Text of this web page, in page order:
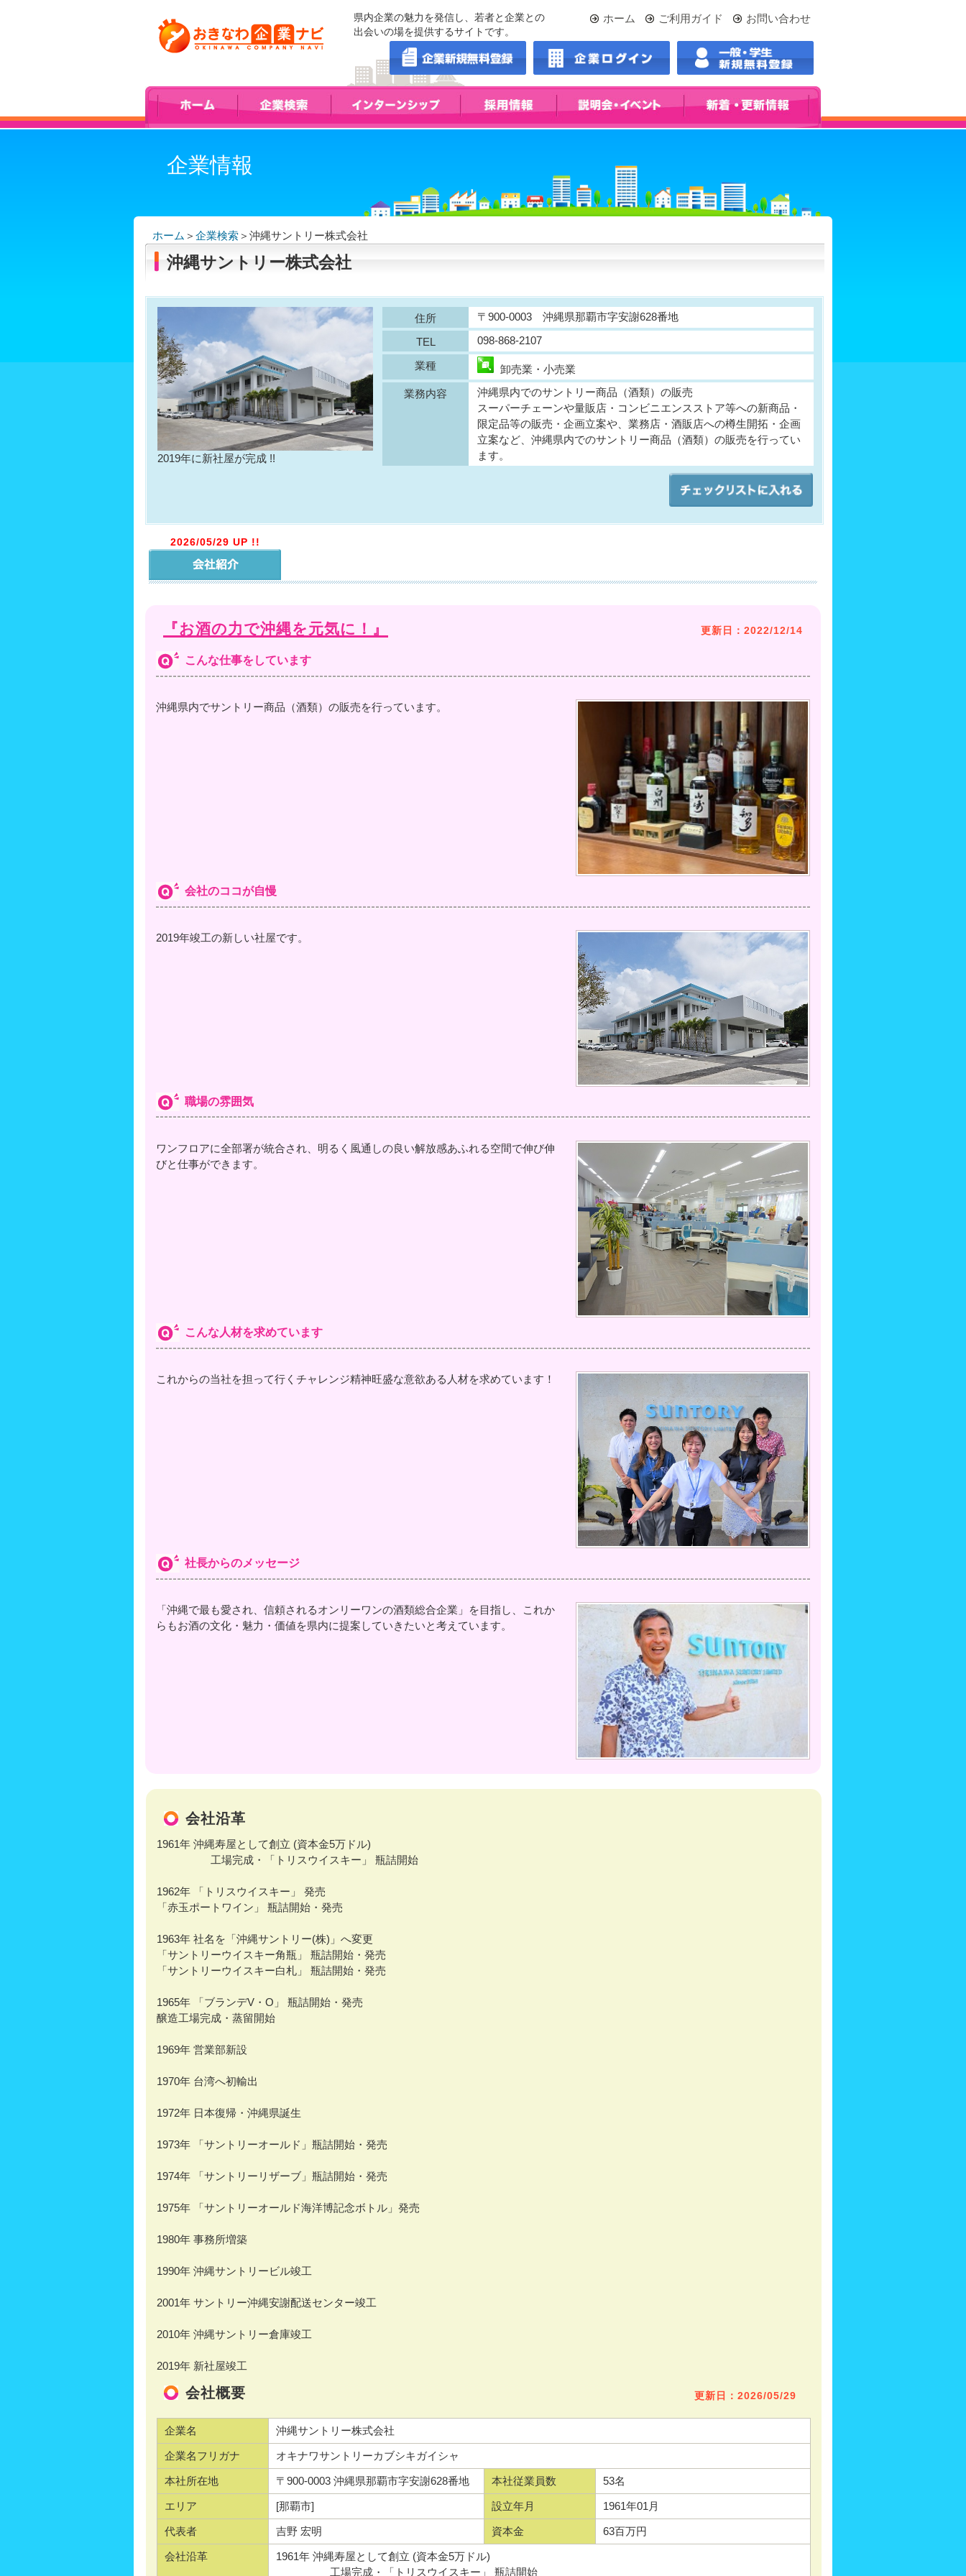
県内企業の魅力を発信し、若者と企業との
出会いの場を提供するサイトです。
ホーム ご利用ガイド お問い合わせ
企業情報
ホーム ＞ 企業検索＞ 沖縄サントリー株式会社
沖縄サントリー株式会社
2019年に新社屋が完成 !!
住所 〒900-0003 沖縄県那覇市字安謝628番地
TEL 098-868-2107
業種
卸売業・小売業
業務内容
沖縄県内でのサントリー商品（酒類）の販売
スーパーチェーンや量販店・コンビニエンスストア等への新商品・
限定品等の販売・企画立案や、業務店・酒販店への樽生開拓・企画
立案など、沖縄県内でのサントリー商品（酒類）の販売を行ってい
ます。
2026/05/29 UP !!
『お酒の力で沖縄を元気に！』 更新日：2022/12/14
こんな仕事をしています
沖縄県内でサントリー商品（酒類）の販売を行っています。
会社のココが自慢
2019年竣工の新しい社屋です。
職場の雰囲気
ワンフロアに全部署が統合され、明るく風通しの良い解放感あふれる空間で伸び伸
びと仕事ができます。
こんな人材を求めています
これからの当社を担って行くチャレンジ精神旺盛な意欲ある人材を求めています！
社長からのメッセージ
「沖縄で最も愛され、信頼されるオンリーワンの酒類総合企業」を目指し、これか
らもお酒の文化・魅力・価値を県内に提案していきたいと考えています。
会社沿革
1961年 沖縄寿屋として創立 (資本金5万ドル)
工場完成・「トリスウイスキー」 瓶詰開始
1962年 「トリスウイスキー」 発売
「赤玉ポートワイン」 瓶詰開始・発売
1963年 社名を「沖縄サントリー(株)」へ変更
「サントリーウイスキー角瓶」 瓶詰開始・発売
「サントリーウイスキー白札」 瓶詰開始・発売
1965年 「ブランデV・O」 瓶詰開始・発売
醸造工場完成・蒸留開始
1969年 営業部新設
1970年 台湾へ初輸出
1972年 日本復帰・沖縄県誕生
1973年 「サントリーオールド」瓶詰開始・発売
1974年 「サントリーリザーブ」瓶詰開始・発売
1975年 「サントリーオールド海洋博記念ボトル」発売
1980年 事務所増築
1990年 沖縄サントリービル竣工
2001年 サントリー沖縄安謝配送センター竣工
2010年 沖縄サントリー倉庫竣工
2019年 新社屋竣工
会社概要 更新日：2026/05/29
企業名 沖縄サントリー株式会社
企業名フリガナ オキナワサントリーカブシキガイシャ
本社所在地 〒900-0003 沖縄県那覇市字安謝628番地 本社従業員数 53名
エリア [那覇市] 設立年月 1961年01月
代表者 吉野 宏明 資本金 63百万円
会社沿革
1961年 沖縄寿屋として創立 (資本金5万ドル)
工場完成・「トリスウイスキー」 瓶詰開始